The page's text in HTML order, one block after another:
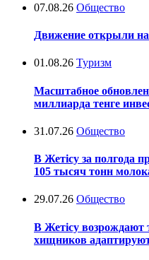
07.08.26 Общество
Движение открыли на
01.08.26 Туризм
Масштабное
миллиарда тенге
31.07.26 Общество
В Жетісу за полгода
105 тысяч тонн
29.07.26 Общество
В Жетісу возрождают
хищников